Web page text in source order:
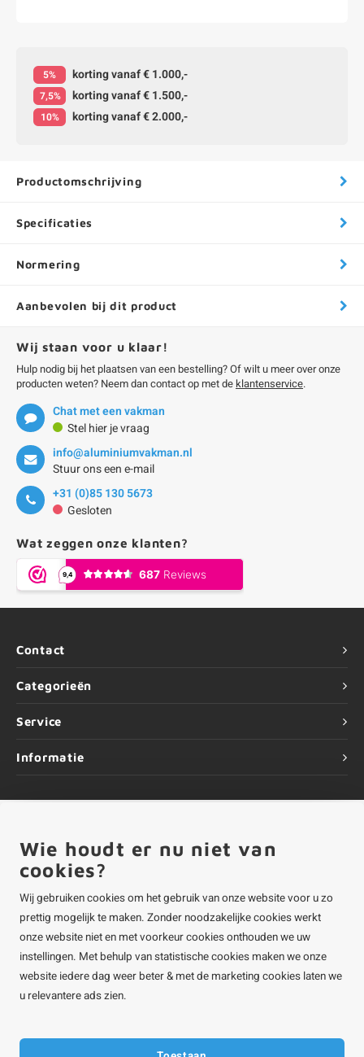
5% korting vanaf € 1.000,-
7,5% korting vanaf € 1.500,-
10% korting vanaf € 2.000,-
Productomschrijving
Specificaties
Normering
Aanbevolen bij dit product
Wij staan voor u klaar!
Hulp nodig bij het plaatsen van een bestelling? Of wilt u meer over onze
producten weten? Neem dan contact op met de klantenservice.
Chat met een vakman
Stel hier je vraag
info@aluminiumvakman.nl
Stuur ons een e-mail
+31 (0)85 130 5673
Gesloten
Wat zeggen onze klanten?
Contact
Categorieën
Service
Informatie
©Copyright2026 ALUMINIUMvakman - Powered byLightspeed
ALUMINIUMvakman is onderdeel vanRoca Online BV
Wie houdt er nu niet van
cookies?
Wij gebruiken cookies om het gebruik van onze website voor u zo
prettig mogelijk te maken. Zonder noodzakelijke cookies werkt
onze website niet en met voorkeur cookies onthouden we uw
instellingen. Met behulp van statistische cookies maken we onze
website iedere dag weer beter & met de marketing cookies laten we
u relevantere ads zien.